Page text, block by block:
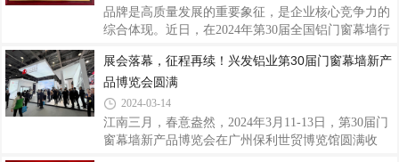
家上榜的省属国企）入股兴发，开创中国铝型材行业
国有、民营混合所有制之先河。近年来，兴发铝业分
经营业绩实现了量的规模增长和质的有效提升，业绩
连续12年保持增长，被评为国家制造业单项冠
品牌是高质量发展的重要象征，是企业核心竞争力的
综合体现。近日，在2024年第30届全国铝门窗幕墙行
金属结构协会铝门窗幕墙分会发布了《第19次门窗幕
墙行业数据申报及统计工作》成果报告。同期，盛大
举行了2023-2024年度“TOP20幕墙工程”，以
及“TOP10材料品牌”大数据入库证书的颁发仪式！兴
发铝业再次荣登“建筑型材十大首选品牌”榜首，入库
展会落幕，征程再续！兴发铝业第30届门窗幕墙新产
品博览会圆满
2024-03-14
江南三月，春意盎然，2024年3月11-13日，第30届门
窗幕墙新产品博览会在广州保利世贸博览馆圆满收